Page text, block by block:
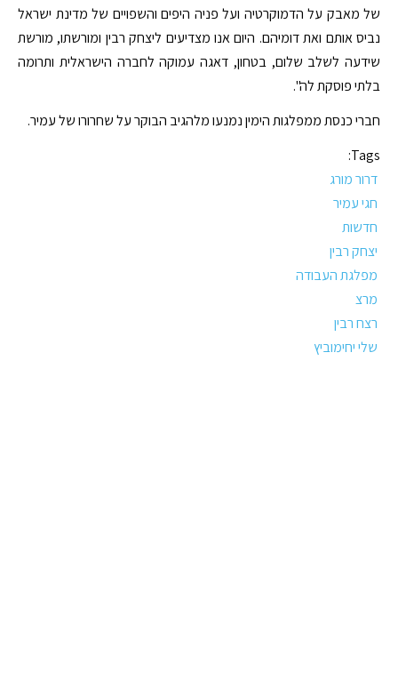
של מאבק על הדמוקרטיה ועל פניה היפים והשפויים של מדינת ישראל
נביס אותם ואת דומיהם. היום אנו מצדיעים ליצחק רבין ומורשתו, מורשת
שידעה לשלב שלום, בטחון, דאגה עמוקה לחברה הישראלית ותרומה
בלתי פוסקת לה".
חברי כנסת ממפלגות הימין נמנעו מלהגיב הבוקר על שחרורו של עמיר.
Tags:
דרור מורג
חגי עמיר
חדשות
יצחק רבין
מפלגת העבודה
מרצ
רצח רבין
שלי יחימוביץ